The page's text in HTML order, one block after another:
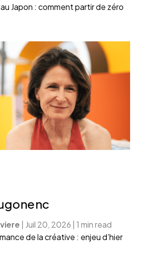
Japon : comment partir de zéro
Juil 20, 2026 1 min read
de la créative : enjeu d’hier